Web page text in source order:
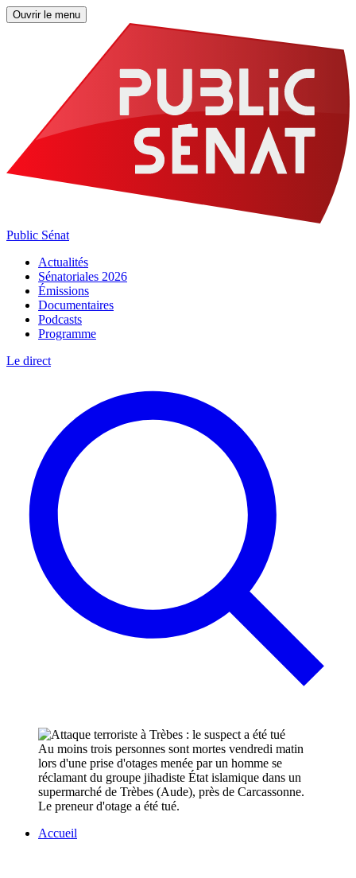
Ouvrir le menu
Public Sénat
Actualités
Sénatoriales 2026
Émissions
Documentaires
Podcasts
Programme
Le direct
Au moins trois personnes sont mortes vendredi matin
lors d'une prise d'otages menée par un homme se
réclamant du groupe jihadiste État islamique dans un
supermarché de Trèbes (Aude), près de Carcassonne.
Le preneur d'otage a été tué.
Accueil